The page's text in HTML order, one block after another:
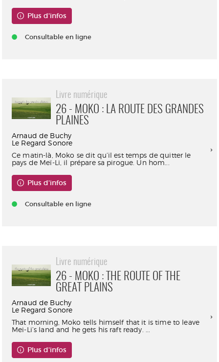
Plus d'infos
Consultable en ligne
Livre numérique
26 - MOKO : LA ROUTE DES GRANDES
PLAINES
Arnaud de Buchy
Le Regard Sonore
Ce matin-là, Moko se dit qu’il est temps de quitter le
pays de Meï-Li, il prépare sa pirogue. Un hom...
Plus d'infos
Consultable en ligne
Livre numérique
26 - MOKO : THE ROUTE OF THE
GREAT PLAINS
Arnaud de Buchy
Le Regard Sonore
That morning, Moko tells himself that it is time to leave
Mei-Li’s land and he gets his raft ready. ...
Plus d'infos